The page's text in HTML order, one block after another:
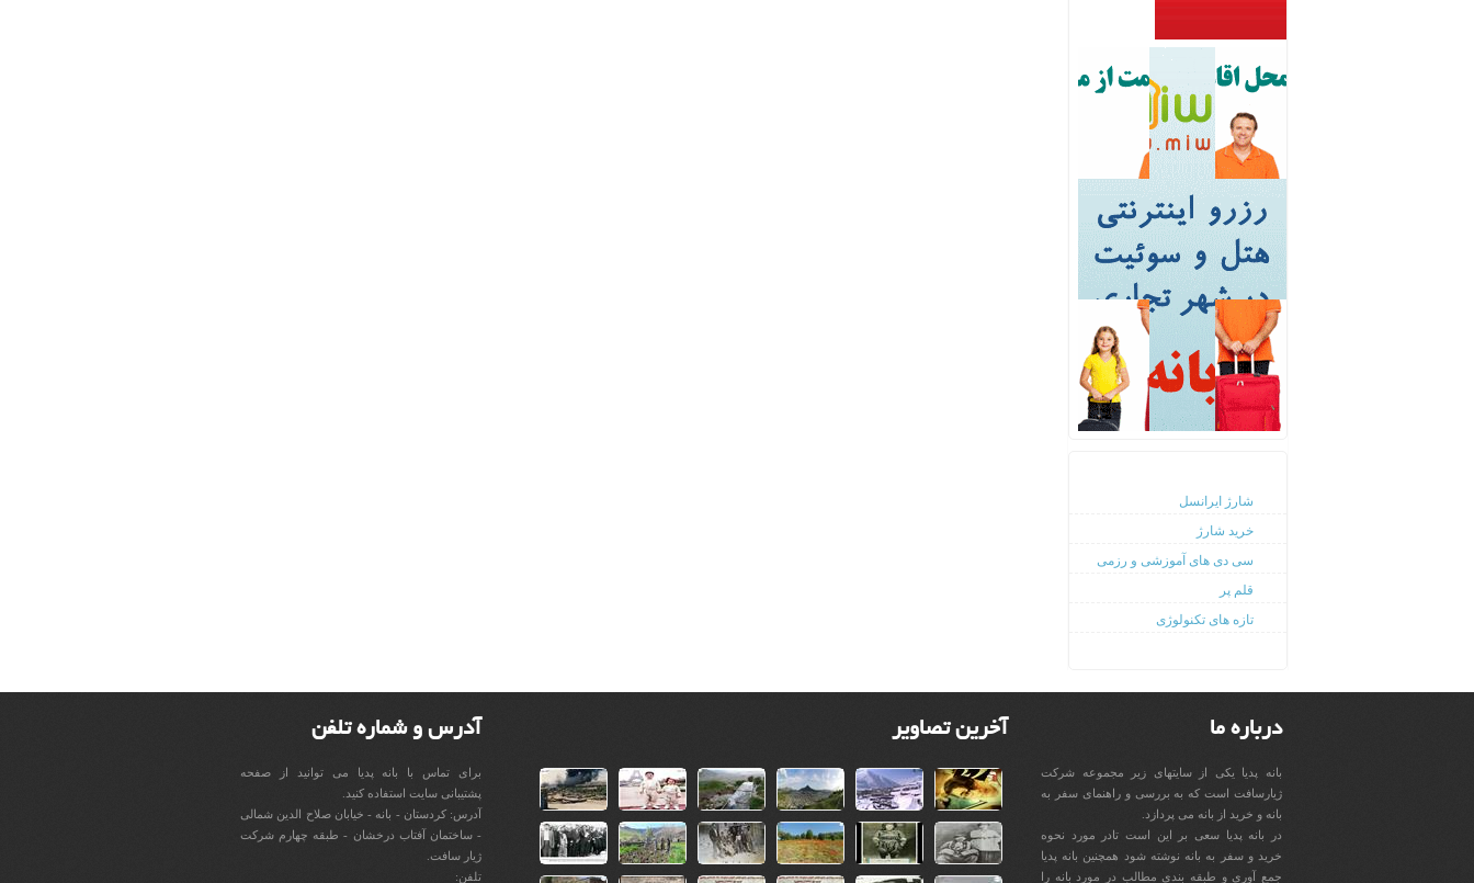
شارژ ایرانسل
خرید شارژ
سی دی های آموزشی و رزمی
قلم پر
تازه های تکنولوژی
درباره ما
بانه پدیا یکی از سایتهای زیر مجموعه شرکت
ژیارسافت است که به بررسی و راهنمای سفر به
بانه و خرید از بانه می پردازد.
در بانه پدیا سعی بر این است تادر مورد نحوه
خرید و سفر به بانه نوشته شود همچنین بانه پدیا
جمع آوری و طبقه بندی مطالب در مورد بانه را
آخرین تصاویر آدرس و شماره تلفن
برای تماس با بانه پدیا می توانید از صفحه
پشتیبانی سایت استفاده کنید.
آدرس: کردستان - بانه - خیابان صلاح الدین شمالی
- ساختمان آفتاب درخشان - طبقه چهارم شرکت
ژیار سافت.
تلفن: